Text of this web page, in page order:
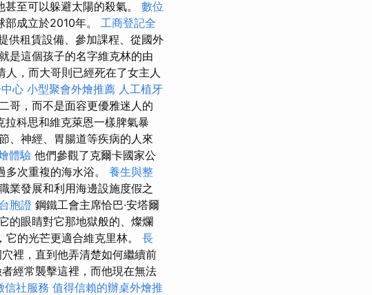
甚至可以躲避太陽的殺氣。 數位
成立於2010年。 工商登記全
供租賃設備、參加課程、從國外
是這個孩子的名字維克林的由
，而大哥則已經死在了女主人
心 小型聚會外燴推薦 人工植牙
哥，而不是面容更優雅迷人的
拉科思和維克萊恩一樣脾氣暴
、神經、胃腸道等疾病的人來
體驗 他們參觀了克爾卡國家公
次重複的海水浴。 養生與整
業發展和利用海邊設施度假之
胞證 鋼鐵工會主席恰巴·安塔爾
的眼睛對它那地獄般的、燦爛
的光芒更適合維克里林。 長
裡，直到他弄清楚如何繼續前
經常襲擊這裡，而他現在無法
信社服務 值得信賴的辦桌外燴推